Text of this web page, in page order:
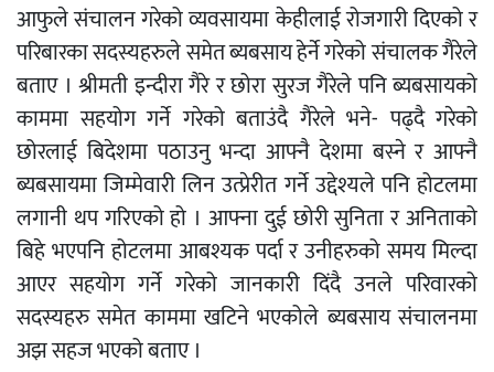
आफुले संचालन गरेको व्यवसायमा केहीलाई रोजगारी दिएको र
परिबारका सदस्यहरुले समेत ब्यबसाय हेर्ने गरेको संचालक गैरेले
बताए । श्रीमती इन्दीरा गैरे र छोरा सुरज गैरेले पनि ब्यबसायको
काममा सहयोग गर्ने गरेको बताउंदै गैरेले भने- पढ्दै गरेको
छोरलाई बिदेशमा पठाउनु भन्दा आफ्नै देशमा बस्ने र आफ्नै
ब्यबसायमा जिम्मेवारी लिन उत्प्रेरीत गर्ने उद्देश्यले पनि होटलमा
लगानी थप गरिएको हो । आफ्ना दुई छोरी सुनिता र अनिताको
बिहे भएपनि होटलमा आबश्यक पर्दा र उनीहरुको समय मिल्दा
आएर सहयोग गर्ने गरेको जानकारी दिंदै उनले परिवारको
सदस्यहरु समेत काममा खटिने भएकोले ब्यबसाय संचालनमा
अझ सहज भएको बताए ।